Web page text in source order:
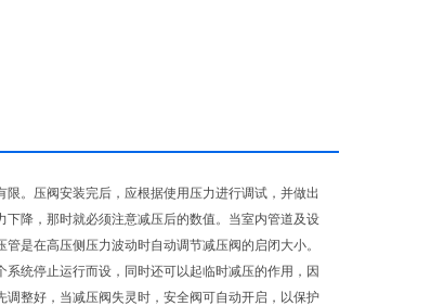
。压阀安装完后，应根据使用压力进行调试，并做出
降，那时就必须注意减压后的数值。当室内管道及设
是在高压侧压力波动时自动调节减压阀的启闭大小。
统停止运行而设，同时还可以起临时减压的作用，因
整好，当减压阀失灵时，安全阀可自动开启，以保护